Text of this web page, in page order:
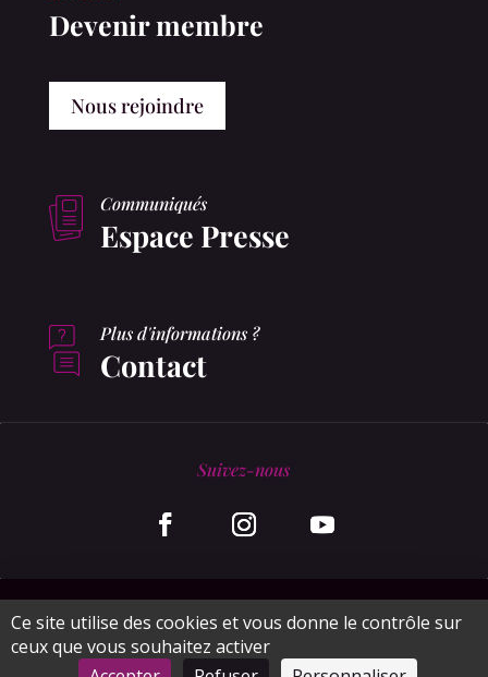
Devenir membre
Nous rejoindre
Communiqués
Espace Presse
Plus d'informations ?
Contact
Suivez-nous
© MonaGraphic 2020
Ce site utilise des cookies et vous donne le contrôle sur
ceux que vous souhaitez activer